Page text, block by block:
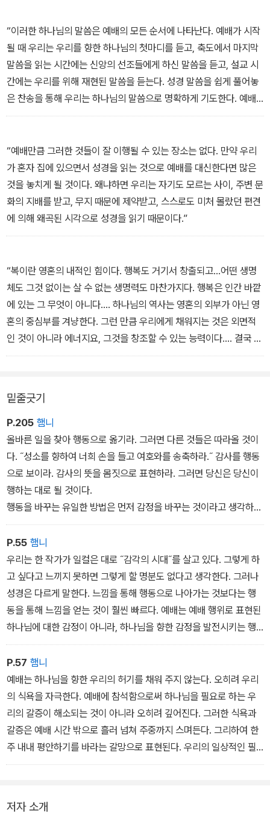
“이러한 하나님의 말씀은 예배의 모든 순서에 나타난다. 예배가 시작
될 때 우리는 우리를 향한 하나님의 첫마디를 듣고, 축도에서 마지막
말씀을 읽는 시간에는 신앙의 선조들에게 하신 말씀을 듣고, 설교 시
간에는 우리를 위해 재현된 말씀을 듣는다. 성경 말씀을 쉽게 풀어놓
은 찬송을 통해 우리는 하나님의 말씀으로 명확하게 기도한다. 예배
때마다 우리의 지성은 고양되고, 우리의 기억은 하나님의 판단으로
원하시는 그분의 방식에 친숙해진다.”
“예배만큼 그러한 것들이 잘 이행될 수 있는 장소는 없다. 만약 우리
가 혼자 집에 있으면서 성경을 읽는 것으로 예배를 대신한다면 많은
것을 놓치게 될 것이다. 왜냐하면 우리는 자기도 모르는 사이, 주변 문
화의 지배를 받고, 무지 때문에 제약받고, 스스로도 미처 몰랐던 편견
에 의해 왜곡된 시각으로 성경을 읽기 때문이다.”
“복이란 영혼의 내적인 힘이다. 행복도 거기서 창출되고...어떤 생명
체도 그것 없이는 살 수 없는 생명력도 마찬가지다. 행복은 인간 바깥
에 있는 그 무엇이 아니다.... 하나님의 역사는 영혼의 외부가 아닌 영
혼의 중심부를 겨냥한다. 그런 만큼 우리에게 채워지는 것은 외면적
인 것이 아니라 에너지요, 그것을 창조할 수 있는 능력이다.... 결국 행
복이란 가장 깊고도 가장 포괄적인 의미에서 삶을 누릴 수 있는 능력
밑줄긋기
P.205 햄니
올바른 일을 찾아 행동으로 옮기라. 그러면 다른 것들은 따라올 것이
다. ˝성소를 향하여 너희 손을 들고 여호와를 송축하라.˝ 감사를 행동
으로 보이라. 감사의 뜻을 몸짓으로 표현하라. 그러면 당신은 당신이
행하는 대로 될 것이다.
행동을 바꾸는 유일한 방법은 먼저 감정을 바꾸는 것이라고 생각하
는 사람들이 많다. … 그러나 옛 사람의 지혜는 다르게 말한다. 행동을
바꿈으로써 우리의 감정도 바꿀 수 있다는 것이다.
P.55 햄니
우리는 한 작가가 일컬은 대로 ˝감각의 시대˝를 살고 있다. 그렇게 하
고 싶다고 느끼지 못하면 그렇게 할 명분도 없다고 생각한다. 그러나
성경은 다르게 말한다. 느낌을 통해 행동으로 나아가는 것보다는 행
동을 통해 느낌을 얻는 것이 훨씬 빠르다. 예배는 예배 행위로 표현된
하나님에 대한 감정이 아니라, 하나님을 향한 감정을 발전시키는 행
위다. 그러므로 예배로 하나님을 찬양하라는 명령에 순종할 때, 하나
님과의 관계 안에 있고자 하는 우리의 깊고도 본질적인 필요가 자라
나는 것이다.
P.57 햄니
예배는 하나님을 향한 우리의 허기를 채워 주지 않는다. 오히려 우리
의 식욕을 자극한다. 예배에 참석함으로써 하나님을 필요로 하는 우
리의 갈증이 해소되는 것이 아니라 오히려 깊어진다. 그러한 식욕과
갈증은 예배 시간 밖으로 흘러 넘쳐 주중까지 스며든다. 그리하여 한
주 내내 평안하기를 바라는 갈망으로 표현된다. 우리의 일상적인 필
요가 예배 행위에 의해 바뀐 것이다. … 우리의 궁극적 필요는 어느새,
저자 소개